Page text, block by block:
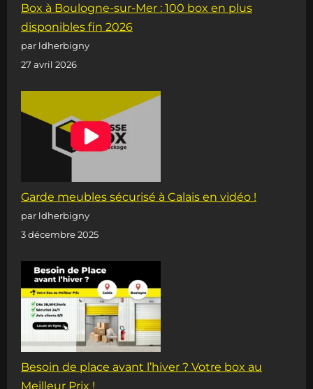
Box à Boulogne-sur-Mer : 100 box en plus
disponibles fin 2026
par ldherbigny
27 avril 2026
Garde meubles sécurisé à Calais en vidéo !
par ldherbigny
3 décembre 2025
Besoin de place avant l’hiver ? Votre box au
Meilleur Prix !